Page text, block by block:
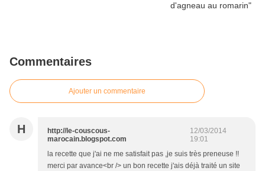
Commentaires
Ajouter un commentaire
H
http://le-couscous-
marocain.blogspot.com
12/03/2014
19:01
la recette que j'ai ne me satisfait pas ,je suis très preneuse !!
merci par avance<br /> un bon recette j'ais déjà traité un site